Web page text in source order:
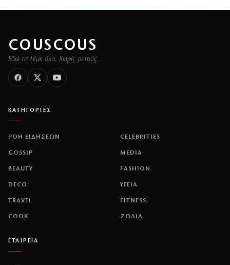
COUSCOUS
Εδώ τα λέμε όλα. Χωρίς ρετούς.
ΚΑΤΗΓΟΡΙΕΣ
ΡΟΗ ΕΙΔΗΣΕΩΝ CELEBRITIES
GOSSIP MEDIA
BEAUTY FASHION
DECO ΥΓΕΙΑ
TRAVEL FITNESS
COOK ΖΩΔΙΑ
ΕΤΑΙΡΕΙΑ